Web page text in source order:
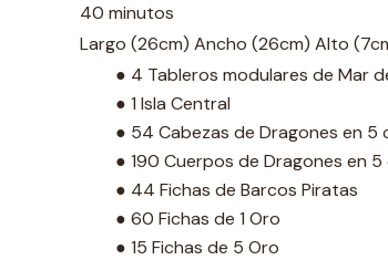
40 minutos
Largo (26cm) Ancho (26cm) Alto
● 4 Tableros modulares de Mar
● 1 Isla Central
● 54 Cabezas de Dragones en 5
● 190 Cuerpos de Dragones en
● 44 Fichas de Barcos Piratas
● 60 Fichas de 1 Oro
● 15 Fichas de 5 Oro